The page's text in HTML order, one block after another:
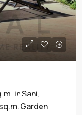
in Sani,
Garden